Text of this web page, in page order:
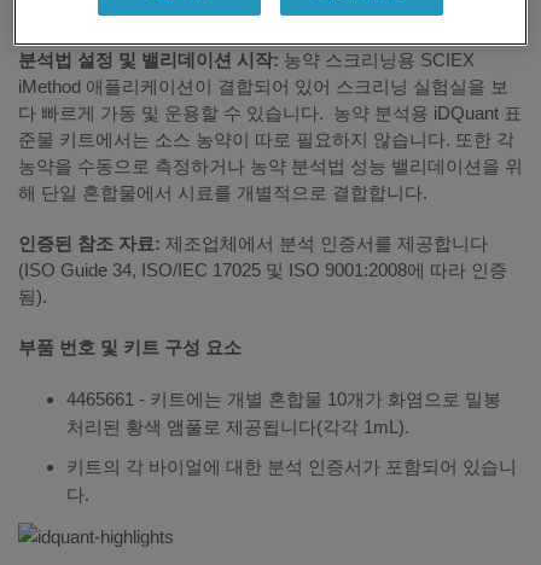
분석법 설정 및 밸리데이션 시작: 농약 스크리닝용 SCIEX
iMethod 애플리케이션이 결합되어 있어 스크리닝 실험실을 보
다 빠르게 가동 및 운용할 수 있습니다. 농약 분석용 iDQuant 표
준물 키트에서는 소스 농약이 따로 필요하지 않습니다. 또한 각
농약을 수동으로 측정하거나 농약 분석법 성능 밸리데이션을 위
해 단일 혼합물에서 시료를 개별적으로 결합합니다.
인증된 참조 자료: 제조업체에서 분석 인증서를 제공합니다
(ISO Guide 34, ISO/IEC 17025 및 ISO 9001:2008에 따라 인증
됨).
부품 번호 및 키트 구성 요소
4465661 - 키트에는 개별 혼합물 10개가 화염으로 밀봉
처리된 황색 앰풀로 제공됩니다(각각 1mL).
키트의 각 바이얼에 대한 분석 인증서가 포함되어 있습니
다.